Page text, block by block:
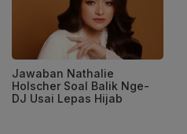
Jawaban Nathalie
Holscher Soal Balik Nge-
DJ Usai Lepas Hijab